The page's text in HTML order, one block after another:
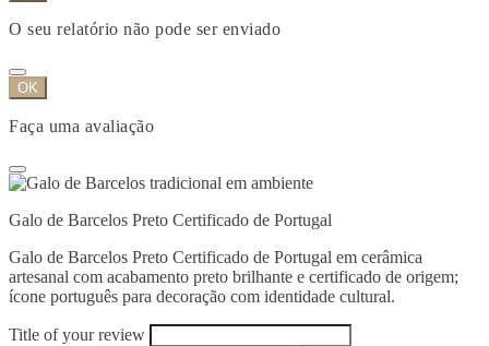
O seu relatório não pode ser enviado
OK
Faça uma avaliação
Galo de Barcelos Preto Certificado de Portugal
Galo de Barcelos Preto Certificado de Portugal em cerâmica
artesanal com acabamento preto brilhante e certificado de origem;
ícone português para decoração com identidade cultural.
Title of your review